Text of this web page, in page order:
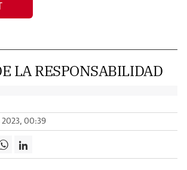
LA RESPONSABILIDAD
2023, 00:39